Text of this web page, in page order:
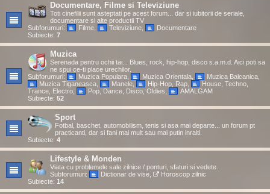
Documentare, Filme si Televiziune
Toti cinefilii sunt asteptati pe acest forum... dar si iubitorii de seriale,
documentare si alte productii TV
Subforumuri:
Filme, Televiziune,
Documentare
Subiecte: 7
Muzica
Serenada pentru ochii tai... Blues, rock, hip-hop, disco s.a.m.d. Aici poti sa
ne spui ce-ti place urechilor.
Subforumuri:
Muzica Populara, Muzica Orientala, Muzica Balcanica,
Muzica Tiganeasca, Manele, Hip-Hop, Rap,
House, Techno,
Trance, Electro
Pop, Dance, Disco, Oldies
AMALGAM
Subiecte: 52
Sport
Fotbal, baschet, automobilism, tenis si asa mai departe... un forum pt
practicanti, dar si fani mai mult sau mai putin inraiti.
Subiecte: 4
Lifestyle & Monden
Viata cu problemele sale zilnice / ponturi, sfaturi si vedete.
Subforumuri:
Dictionar de vise,
Horoscop zilnic
Subiecte: 14